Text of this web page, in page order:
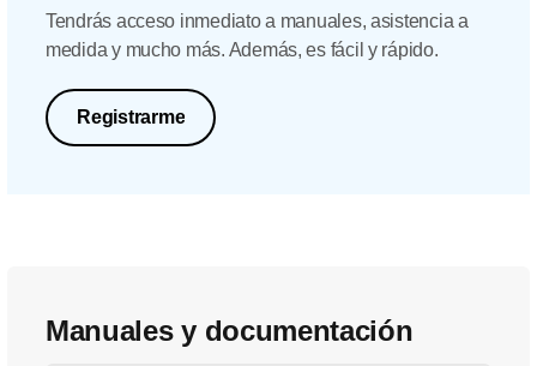
Tendrás acceso inmediato a manuales, asistencia a
medida y mucho más. Además, es fácil y rápido.
Registrarme
Manuales y documentación